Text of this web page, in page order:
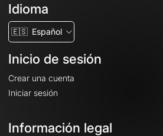
Idioma
🇪🇸 Español
Inicio de sesión
Crear una cuenta
Iniciar sesión
Información legal